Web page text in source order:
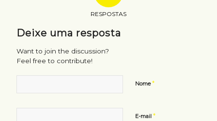
RESPOSTAS
Deixe uma resposta
Want to join the discussion?
Feel free to contribute!
Nome*
E-mail *